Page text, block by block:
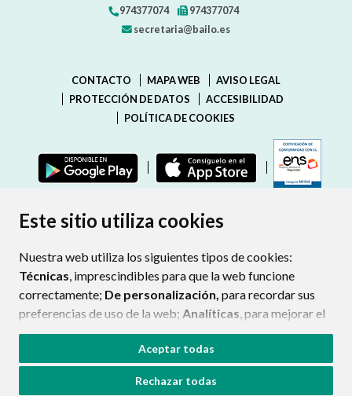
Este sitio utiliza cookies
Nuestra web utiliza los siguientes tipos de cookies:
Técnicas, imprescindibles para que la web funcione
correctamente; De personalización, para recordar sus
preferencias de uso de la web; Analíticas, para mejorar el
funcionamiento de la web y sus servicios.
Si acepta pulsando el botón“Aceptar todas”
consideramos que acepta su uso. Si pulsa el botón
Aceptar todas
Rechazar todas
974377074
974377074
secretaria@bailo.es
CONTACTO MAPA WEB
AVISO LEGAL
PROTECCIÓN DE DATOS
ACCESIBILIDAD
POLÍTICA DE COOKIES